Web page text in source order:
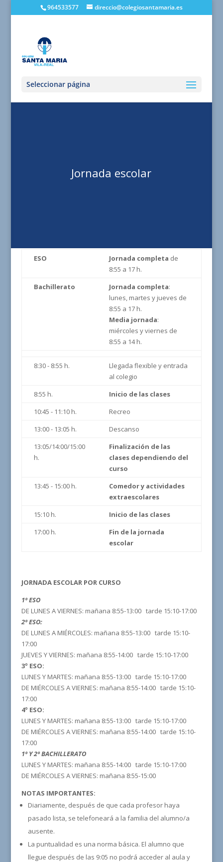
964533577 direccio@colegiosantamaria.es
Seleccionar página
Jornada escolar
ESO Jornada completa de
8:55 a 17 h.
Bachillerato
Jornada completa:
lunes, martes y jueves de
8:55 a 17 h.
Media jornada:
miércoles y viernes de
8:55 a 14 h.
8:30 - 8:55 h.
Llegada flexible y entrada
al colegio
8:55 h.
Inicio de las clases
10:45 - 11:10 h.
Recreo
13:00 - 13:05 h.
Descanso
13:05/14:00/15:00
h.
Finalización de las
clases dependiendo del
curso
13:45 - 15:00 h.
Comedor y actividades
extraescolares
15:10 h.
Inicio de las clases
17:00 h.
Fin de la jornada
escolar
JORNADA ESCOLAR POR CURSO
1º ESO
DE LUNES A VIERNES: mañana 8:55-13:00 tarde 15:10-17:00
2º ESO:
DE LUNES A MIÉRCOLES: mañana 8:55-13:00 tarde 15:10-
17:00
JUEVES Y VIERNES: mañana 8:55-14:00 tarde 15:10-17:00
3º ESO:
LUNES Y MARTES: mañana 8:55-13:00 tarde 15:10-17:00
DE MIÉRCOLES A VIERNES: mañana 8:55-14:00 tarde 15:10-
17:00
4º ESO:
LUNES Y MARTES: mañana 8:55-13:00 tarde 15:10-17:00
DE MIÉRCOLES A VIERNES: mañana 8:55-14:00 tarde 15:10-
17:00
1º Y 2º BACHILLERATO
LUNES Y MARTES: mañana 8:55-14:00 tarde 15:10-17:00
DE MIÉRCOLES A VIERNES: mañana 8:55-15:00
NOTAS IMPORTANTES:
Diariamente, después de que cada profesor haya
pasado lista, se telefoneará a la familia del alumno/a
ausente.
La puntualidad es una norma básica. El alumno que
llegue después de las 9:05 no podrá acceder al aula y